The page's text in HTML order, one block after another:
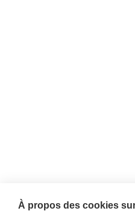
À propos des cookies